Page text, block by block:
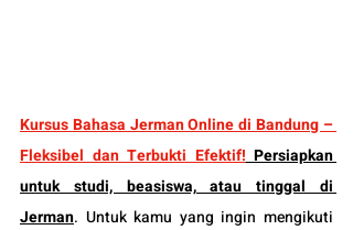
Kursus Bahasa Jerman Online di Bandung –
Fleksibel dan Terbukti Efektif! Persiapkan
untuk studi, beasiswa, atau tinggal di
Jerman. Untuk kamu yang ingin mengikuti